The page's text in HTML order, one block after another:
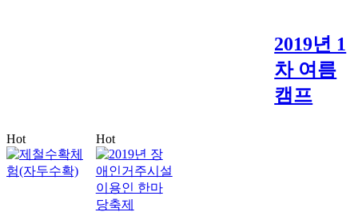
2019년 1
차 여름
캠프
Hot Hot